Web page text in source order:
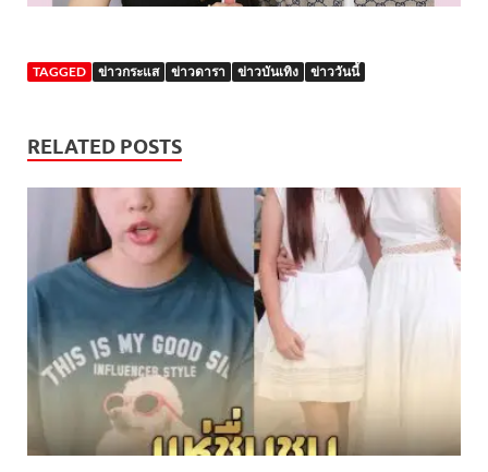
TAGGED ข่าวกระแส ข่าวดารา ข่าวบันเทิง ข่าววันนี้
RELATED POSTS